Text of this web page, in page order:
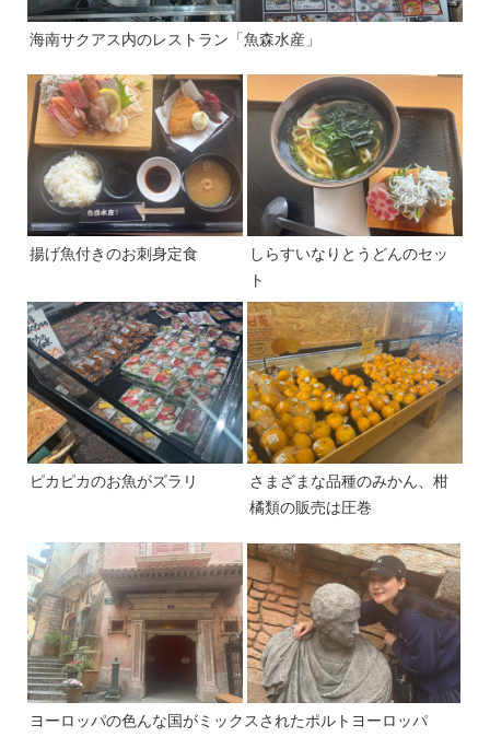
海南サクアス内のレストラン「魚森水産」
揚げ魚付きのお刺身定食
しらすいなりとうどんのセッ
ト
ピカピカのお魚がズラリ
さまざまな品種のみかん、柑
橘類の販売は圧巻
ヨーロッパの色んな国がミックスされたポルトヨーロッパ